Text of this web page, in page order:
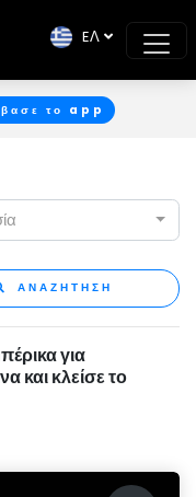
το app
EΛ
ΑΝΑΖΗΤΗΣΗ
για
και κλείσε το